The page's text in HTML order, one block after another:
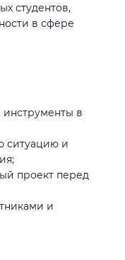
студентов,
в сфере
в
ситуацию и
проект перед
и